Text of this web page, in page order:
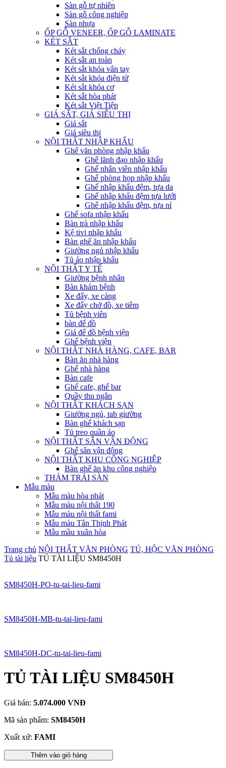
Sàn gỗ tự nhiên
Sàn gỗ công nghiệp
Sàn nhựa
ỐP GỖ VENEER, ỐP GỖ LAMINATE
KÉT SẮT
Két sắt chống cháy
Két sắt an toàn
Két sắt khóa vân tay
Két sắt khóa điện tử
Két sắt khóa cơ
Két sắt hòa phát
Két sắt Việt Tiệp
GIÁ SẮT, GIÁ SIÊU THỊ
Giá sắt
Giá siêu thị
NỘI THẤT NHẬP KHẨU
Ghế văn phòng nhập khẩu
Ghế lãnh đạo nhập khẩu
Ghế nhân viên nhập khẩu
Ghế phòng họp nhập khẩu
Ghế nhập khẩu đệm, tựa da
Ghế nhập khẩu đệm tựa lưới
Ghế nhập khẩu đệm, tựa nỉ
Ghế sofa nhập khẩu
Bàn trà nhập khẩu
Kệ tivi nhập khẩu
Bàn ghế ăn nhập khẩu
Giường ngủ nhập khẩu
Tủ áo nhập khẩu
NỘI THẤT Y TẾ
Giường bệnh nhân
Bàn khám bệnh
Xe đẩy, xe cáng
Xe đẩy chở đồ, xe tiêm
Tủ bệnh viên
bàn để đồ
Giá để đồ bệnh viện
Ghế bệnh viện
NỘI THẤT NHÀ HÀNG, CAFE, BAR
Bàn ăn nhà hàng
Ghế nhà hàng
Bàn cafe
Ghế cafe, ghế bar
Quầy thu ngân
NỘI THẤT KHÁCH SẠN
Giường ngủ, tab giường
Bàn ghế khách sạn
Tủ treo quần áo
NỘI THẤT SÂN VẬN ĐỘNG
Ghế sân vận động
NỘI THẤT KHU CÔNG NGHIỆP
Bàn ghế ăn khu công nghiệp
THẢM TRẢI SÀN
Mẫu màu
Mẫu màu hòa phát
Mẫu màu nội thất 190
Mẫu màu nội thất fami
Mẫu màu Tân Thịnh Phát
Mẫu mầu xuân hòa
Trang chủ NỘI THẤT VĂN PHÒNG TỦ, HỘC VĂN PHÒNG
Tủ tài liệu TỦ TÀI LIỆU SM8450H
SM8450H-PO-tu-tai-lieu-fami
SM8450H-MB-tu-tai-lieu-fami
SM8450H-DC-tu-tai-lieu-fami
TỦ TÀI LIỆU SM8450H
Giá bán: 5.074.000 VNĐ
Mã sản phẩm: SM8450H
Xuất xứ: FAMI
Thêm vào giỏ hàng